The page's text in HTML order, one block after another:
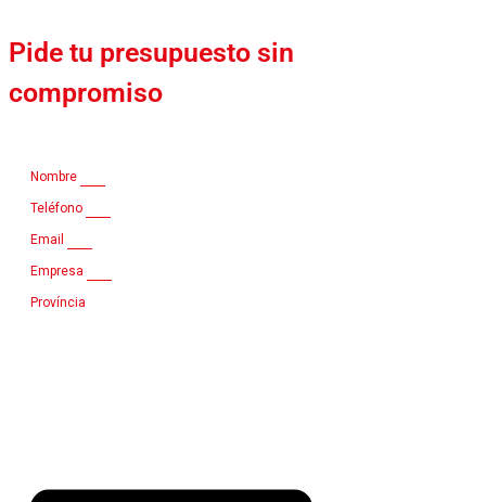
Pide tu presupuesto sin
compromiso
Nombre
Teléfono
Email
Empresa
Província